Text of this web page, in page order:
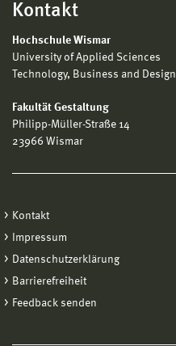
Kontakt
Hochschule Wismar
University of Applied Sciences
Technology, Business and Design
Fakultät Gestaltung
Philipp-Müller-Straße 14
23966 Wismar
Kontakt
Impressum
Datenschutzerklärung
Barrierefreiheit
Feedback senden